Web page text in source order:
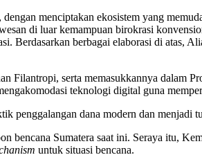
dengan menciptakan ekosistem yang
di luar kemampuan birokrasi
Berdasarkan berbagai elaborasi di atas,
serta memasukkannya dalam
teknologi digital guna
penggalangan dana modern dan menjadi
bencana Sumatera saat ini. Seraya itu,
untuk situasi bencana.